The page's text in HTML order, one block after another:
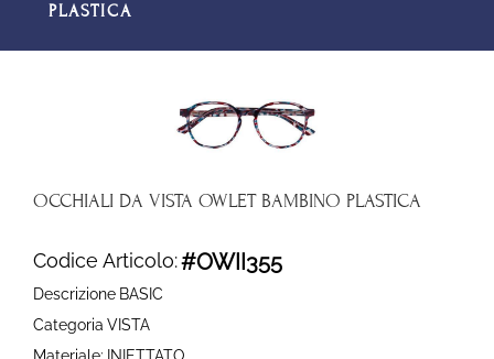
PLASTICA
OCCHIALI DA VISTA OWLET BAMBINO PLASTICA
Codice Articolo:#OWII355
Descrizione BASIC
Categoria VISTA
Materiale: INIETTATO